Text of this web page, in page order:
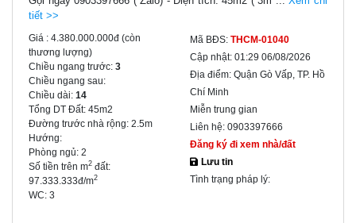
tiết >>
Giá : 4.380.000.000đ (còn
thương lượng)
Chiều ngang trước: 3
Chiều ngang sau:
Chiều dài: 14
Tổng DT Đất: 45m2
Đường trước nhà rộng: 2.5m
Hướng:
Phòng ngủ: 2
Số tiền trên m2 đất:
97.333.333đ/m2
WC: 3
Mã BĐS: THCM-01040
Cập nhật: 01:29 06/08/2026
Địa điểm: Quận Gò Vấp, TP. Hồ
Chí Minh
Miễn trung gian
Liên hệ: 0903397666
Đăng ký đi xem nhà/đất
Lưu tin
Tình trạng pháp lý: